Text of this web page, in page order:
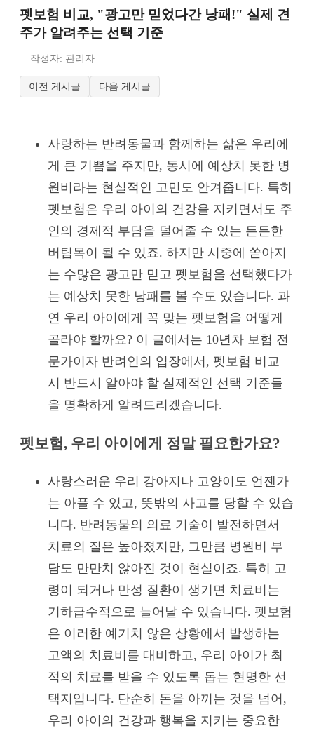
펫보험 비교, "광고만 믿었다간 낭패!" 실제 견
주가 알려주는 선택 기준
작성자: 관리자
이전 게시글 다음 게시글
사랑하는 반려동물과 함께하는 삶은 우리에
게 큰 기쁨을 주지만, 동시에 예상치 못한 병
원비라는 현실적인 고민도 안겨줍니다. 특히
펫보험은 우리 아이의 건강을 지키면서도 주
인의 경제적 부담을 덜어줄 수 있는 든든한
버팀목이 될 수 있죠. 하지만 시중에 쏟아지
는 수많은 광고만 믿고 펫보험을 선택했다가
는 예상치 못한 낭패를 볼 수도 있습니다. 과
연 우리 아이에게 꼭 맞는 펫보험을 어떻게
골라야 할까요? 이 글에서는 10년차 보험 전
문가이자 반려인의 입장에서, 펫보험 비교
시 반드시 알아야 할 실제적인 선택 기준들
을 명확하게 알려드리겠습니다.
펫보험, 우리 아이에게 정말 필요한가요?
사랑스러운 우리 강아지나 고양이도 언젠가
는 아플 수 있고, 뜻밖의 사고를 당할 수 있습
니다. 반려동물의 의료 기술이 발전하면서
치료의 질은 높아졌지만, 그만큼 병원비 부
담도 만만치 않아진 것이 현실이죠. 특히 고
령이 되거나 만성 질환이 생기면 치료비는
기하급수적으로 늘어날 수 있습니다. 펫보험
은 이러한 예기치 않은 상황에서 발생하는
고액의 치료비를 대비하고, 우리 아이가 최
적의 치료를 받을 수 있도록 돕는 현명한 선
택지입니다. 단순히 돈을 아끼는 것을 넘어,
우리 아이의 건강과 행복을 지키는 중요한